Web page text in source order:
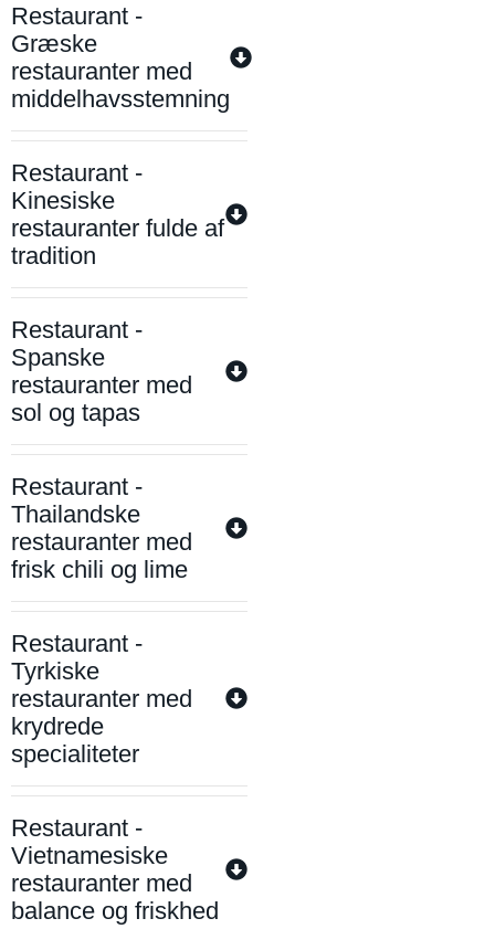
Restaurant -
Græske
restauranter med
middelhavsstemning
Restaurant -
Kinesiske
restauranter fulde af
tradition
Restaurant -
Spanske
restauranter med
sol og tapas
Restaurant -
Thailandske
restauranter med
frisk chili og lime
Restaurant -
Tyrkiske
restauranter med
krydrede
specialiteter
Restaurant -
Vietnamesiske
restauranter med
balance og friskhed